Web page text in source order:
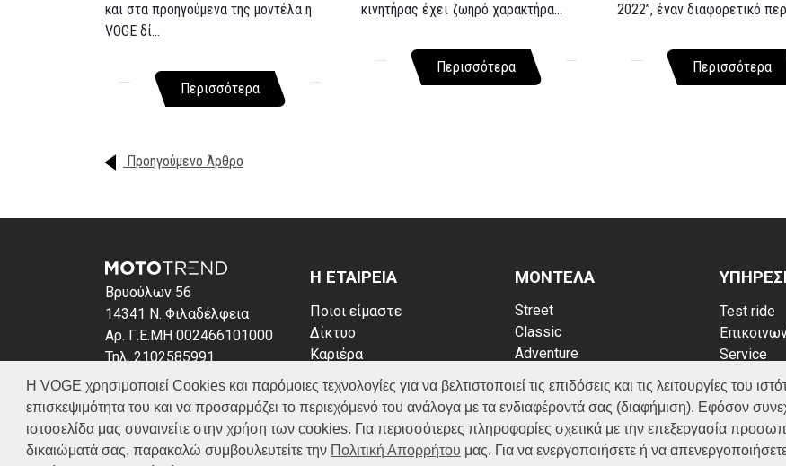
Η VOGE χρησιμοποιεί Cookies και παρόμοιες τεχνολογίες για να βελτιστοποιεί τις επιδόσεις και τις λειτουργίες του
επισκεψιμότητα του και να προσαρμόζει το περιεχόμενό του ανάλογα με τα ενδιαφέροντά σας (διαφήμιση). Εφόσον
ιστοσελίδα μας συναινείτε στην χρήση των cookies. Για περισσότερες πληροφορίες σχετικά με την επεξεργασία
δικαιώματά σας, παρακαλώ συμβουλευτείτε την Πολιτική Απορρήτου μας. Για να ενεργοποιήσετε ή να
και στα προηγούμενα της μοντέλα η
VOGE δί...
Περισσότερα
κινητήρας έχει ζωηρό χαρακτήρα...
Περισσότερα
2022”, έναν διαφορετικό
Περισσότερα
Προηγούμενο Άρθρο
Βρυούλων 56
14341 Ν. Φιλαδέλφεια
Αρ. Γ.Ε.ΜΗ 002466101000
Τηλ. 2102585991
E-mail: info@voge.gr
Η ΕΤΑΙΡΕΙΑ
Ποιοι είμαστε
Δίκτυο
Καριέρα
Πολιτική απορρήτου
Πολιτική Cookies
ΜΟΝΤΕΛΑ
Street
Classic
Adventure
ATV (Loncin)
Test ride
Service
Κατάλογος
FAQ